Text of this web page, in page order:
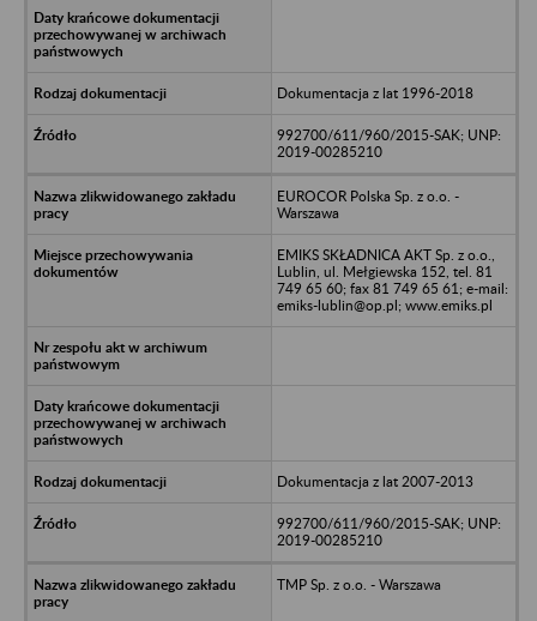
Dokumentacja z lat 1996-2018
992700/611/960/2015-SAK; UNP:
2019-00285210
EUROCOR Polska Sp. z o.o. -
Warszawa
EMIKS SKŁADNICA AKT Sp. z o.o.,
Lublin, ul. Mełgiewska 152, tel. 81
749 65 60; fax 81 749 65 61; e-mail:
emiks-lublin@op.pl; www.emiks.pl
Dokumentacja z lat 2007-2013
992700/611/960/2015-SAK; UNP:
2019-00285210
TMP Sp. z o.o. - Warszawa